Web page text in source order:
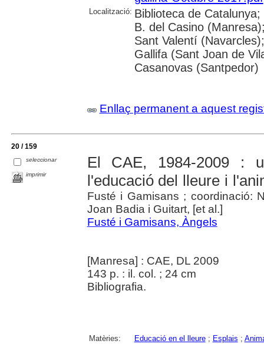
Localització: Biblioteca de
B. del Casino
Sant Valentí
Gallifa (Sant Joan de
Casanovas (Santpedor)
Enllaç permanent a aquest
20 / 159
seleccionar
imprimir
El CAE, 1984-2009 :
l'educació del lleure i
Fusté i Gamisans ; coordinació:
Joan Badia i Guitart, [et al.]
Fusté i Gamisans, Àngels
[Manresa] : CAE, DL 2009
143 p. : il. col. ; 24 cm
Bibliografia.
Matèries: Educació en el lleure; Esplais ;